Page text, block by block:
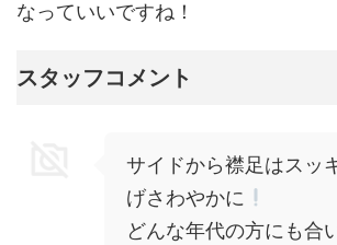
なっていいですね！
スタッフコメント
サイドから襟足はスッ
げさわやかに
どんな年代の方にも合